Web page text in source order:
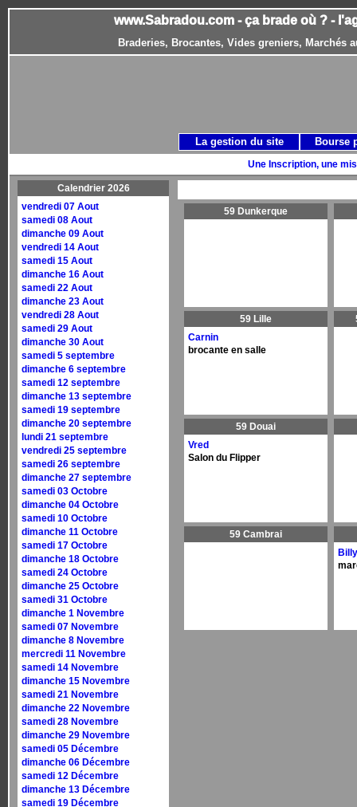
www.Sabradou.com - ça brade où ? -
Braderies, Brocantes, Vides greniers, Marchés
Une Inscription, une
Calendrier 2026
vendredi 07 Aout
samedi 08 Aout
dimanche 09 Aout
vendredi 14 Aout
samedi 15 Aout
dimanche 16 Aout
samedi 22 Aout
dimanche 23 Aout
vendredi 28 Aout
samedi 29 Aout
dimanche 30 Aout
samedi 5 septembre
dimanche 6 septembre
samedi 12 septembre
dimanche 13 septembre
samedi 19 septembre
dimanche 20 septembre
lundi 21 septembre
vendredi 25 septembre
samedi 26 septembre
dimanche 27 septembre
samedi 03 Octobre
dimanche 04 Octobre
samedi 10 Octobre
dimanche 11 Octobre
samedi 17 Octobre
dimanche 18 Octobre
samedi 24 Octobre
dimanche 25 Octobre
samedi 31 Octobre
dimanche 1 Novembre
samedi 07 Novembre
dimanche 8 Novembre
mercredi 11 Novembre
samedi 14 Novembre
dimanche 15 Novembre
samedi 21 Novembre
dimanche 22 Novembre
samedi 28 Novembre
dimanche 29 Novembre
samedi 05 Décembre
dimanche 06 Décembre
samedi 12 Décembre
dimanche 13 Décembre
samedi 19 Décembre
59 Dunkerque
59 Lille
Carnin
brocante en salle
59 Douai
Vred
Salon du Flipper
59 Cambrai
La gestion du site Bourse